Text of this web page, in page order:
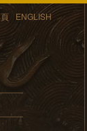
ENGLISH